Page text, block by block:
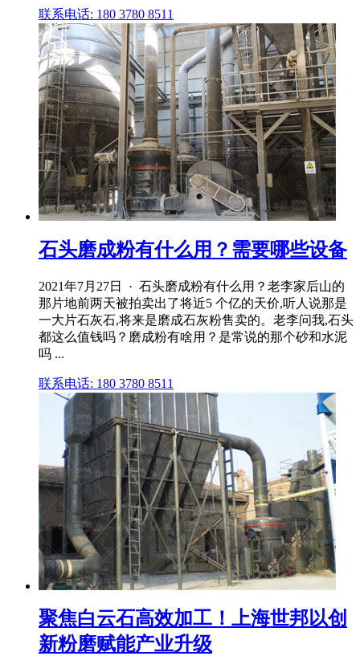
联系电话: 180 3780 8511
石头磨成粉有什么用？需要哪些设备
2021年7月27日 · 石头磨成粉有什么用？老李家后山的
那片地前两天被拍卖出了将近5 个亿的天价,听人说那是
一大片石灰石,将来是磨成石灰粉售卖的。老李问我,石头
都这么值钱吗？磨成粉有啥用？是常说的那个砂和水泥
吗 ...
联系电话: 180 3780 8511
聚焦白云石高效加工！上海世邦以创
新粉磨赋能产业升级